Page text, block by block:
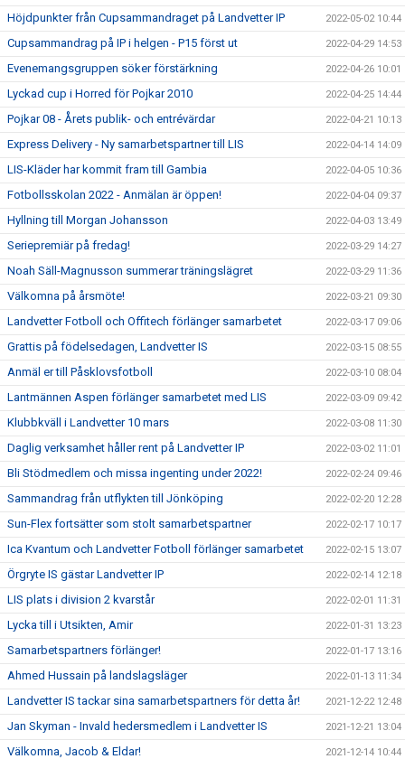
Höjdpunkter från Cupsammandraget på Landvetter IP 2022-05-02 10:44
Cupsammandrag på IP i helgen - P15 först ut 2022-04-29 14:53
Evenemangsgruppen söker förstärkning 2022-04-26 10:01
Lyckad cup i Horred för Pojkar 2010 2022-04-25 14:44
Pojkar 08 - Årets publik- och entrévärdar 2022-04-21 10:13
Express Delivery - Ny samarbetspartner till LIS 2022-04-14 14:09
LIS-Kläder har kommit fram till Gambia 2022-04-05 10:36
Fotbollsskolan 2022 - Anmälan är öppen! 2022-04-04 09:37
Hyllning till Morgan Johansson 2022-04-03 13:49
Seriepremiär på fredag! 2022-03-29 14:27
Noah Säll-Magnusson summerar träningslägret 2022-03-29 11:36
Välkomna på årsmöte! 2022-03-21 09:30
Landvetter Fotboll och Offitech förlänger samarbetet 2022-03-17 09:06
Grattis på födelsedagen, Landvetter IS 2022-03-15 08:55
Anmäl er till Påsklovsfotboll 2022-03-10 08:04
Lantmännen Aspen förlänger samarbetet med LIS 2022-03-09 09:42
Klubbkväll i Landvetter 10 mars 2022-03-08 11:30
Daglig verksamhet håller rent på Landvetter IP 2022-03-02 11:01
Bli Stödmedlem och missa ingenting under 2022! 2022-02-24 09:46
Sammandrag från utflykten till Jönköping 2022-02-20 12:28
Sun-Flex fortsätter som stolt samarbetspartner 2022-02-17 10:17
Ica Kvantum och Landvetter Fotboll förlänger samarbetet 2022-02-15 13:07
Örgryte IS gästar Landvetter IP 2022-02-14 12:18
LIS plats i division 2 kvarstår 2022-02-01 11:31
Lycka till i Utsikten, Amir 2022-01-31 13:23
Samarbetspartners förlänger! 2022-01-17 13:16
Ahmed Hussain på landslagsläger 2022-01-13 11:34
Landvetter IS tackar sina samarbetspartners för detta år! 2021-12-22 12:48
Jan Skyman - Invald hedersmedlem i Landvetter IS 2021-12-21 13:04
Välkomna, Jacob & Eldar! 2021-12-14 10:44